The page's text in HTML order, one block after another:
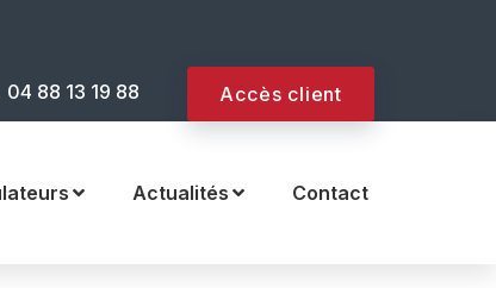
internet !
04 88 13 19 88 Accès client
Actualités Contact